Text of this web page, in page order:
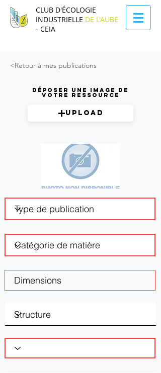
CLUB D'ÉCOLOGIE
INDUSTRIELLE DE L'AUBE
- CEIA
<Retour à mes publications
Déposer une image de
votre ressource
Upload